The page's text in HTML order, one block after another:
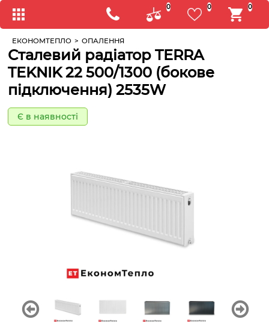
0 0 0
ЕКОНОМТЕПЛО > ОПАЛЕННЯ
Сталевий радіатор TERRA
TEKNIK 22 500/1300 (бокове
підключення) 2535W
Є в наявності